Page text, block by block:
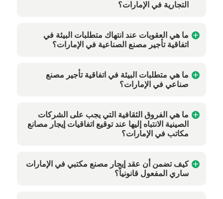
التجارية في الإمارات؟
ما هي العقوبات عند انتهاك متطلبات البيئة في
اتفاقية تأجير مصنع الصناعية في الإمارات؟
ما هي متطلبات البيئة في اتفاقية تأجير مصنع
صناعي في الإمارات؟
ما هي الفروق الثقافية التي يجب على الشركات
الصينية الانتباه إليها عند توقيع اتفاقيات إيجار مصانع
مكاتب في الإمارات؟
كيف تضمن أن عقد إيجار مصنع مكتبي في الإمارات
ساري المفعول قانونياً؟